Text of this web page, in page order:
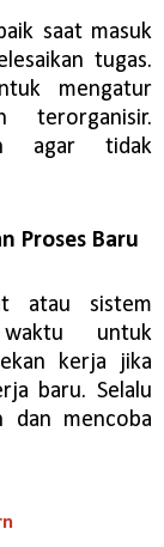
saat masuk
tugas.
mengatur
agar tidak
Proses Baru
atau sistem
untuk
kerja jika
baru. Selalu
dan mencoba